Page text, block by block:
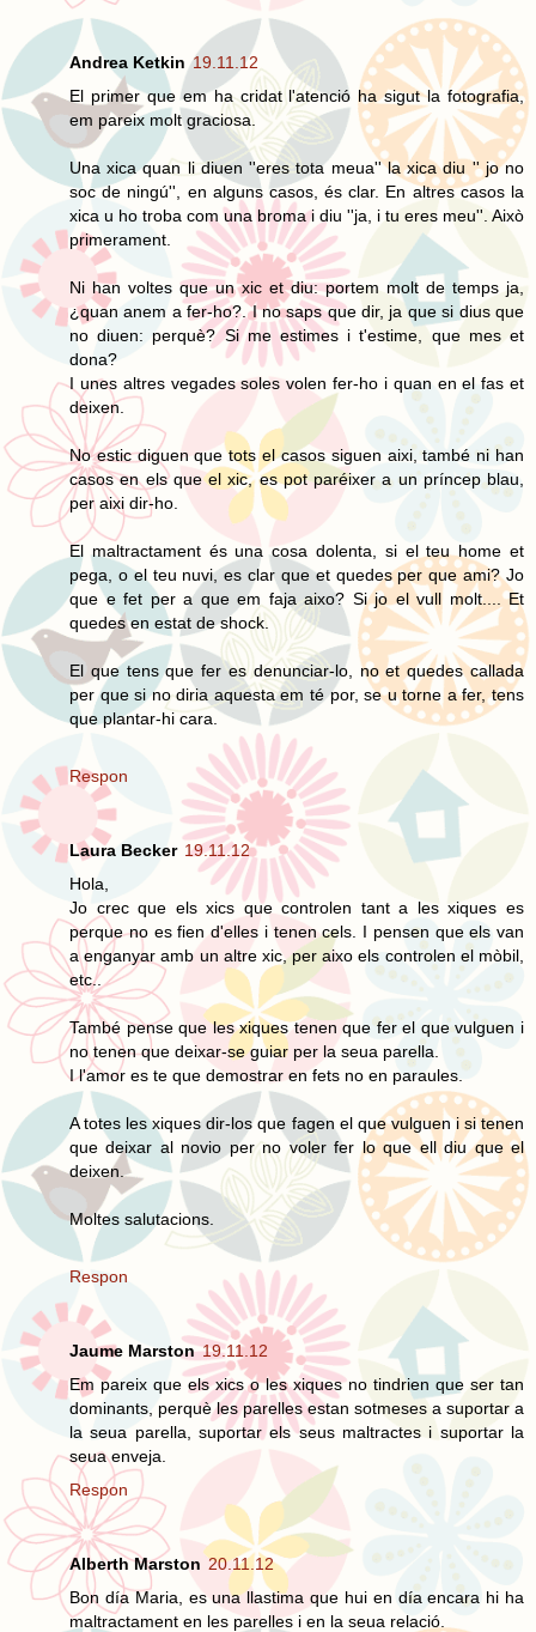
Andrea Ketkin 19.11.12
El primer que em ha cridat l'atenció ha sigut la fotografia,
em pareix molt graciosa.
Una xica quan li diuen ''eres tota meua'' la xica diu '' jo no
soc de ningú'', en alguns casos, és clar. En altres casos la
xica u ho troba com una broma i diu ''ja, i tu eres meu''. Això
primerament.
Ni han voltes que un xic et diu: portem molt de temps ja,
¿quan anem a fer-ho?. I no saps que dir, ja que si dius que
no diuen: perquè? Si me estimes i t'estime, que mes et
dona?
I unes altres vegades soles volen fer-ho i quan en el fas et
deixen.
No estic diguen que tots el casos siguen aixi, també ni han
casos en els que el xic, es pot paréixer a un príncep blau,
per aixi dir-ho.
El maltractament és una cosa dolenta, si el teu home et
pega, o el teu nuvi, es clar que et quedes per que ami? Jo
que e fet per a que em faja aixo? Si jo el vull molt.... Et
quedes en estat de shock.
El que tens que fer es denunciar-lo, no et quedes callada
per que si no diria aquesta em té por, se u torne a fer, tens
que plantar-hi cara.
Respon
Laura Becker 19.11.12
Hola,
Jo crec que els xics que controlen tant a les xiques es
perque no es fien d'elles i tenen cels. I pensen que els van
a enganyar amb un altre xic, per aixo els controlen el mòbil,
etc..
També pense que les xiques tenen que fer el que vulguen i
no tenen que deixar-se guiar per la seua parella.
I l'amor es te que demostrar en fets no en paraules.
A totes les xiques dir-los que fagen el que vulguen i si tenen
que deixar al novio per no voler fer lo que ell diu que el
deixen.
Moltes salutacions.
Respon
Jaume Marston 19.11.12
Em pareix que els xics o les xiques no tindrien que ser tan
dominants, perquè les parelles estan sotmeses a suportar a
la seua parella, suportar els seus maltractes i suportar la
seua enveja.
Respon
Alberth Marston 20.11.12
Bon día Maria, es una llastima que hui en día encara hi ha
maltractament en les parelles i en la seua relació.